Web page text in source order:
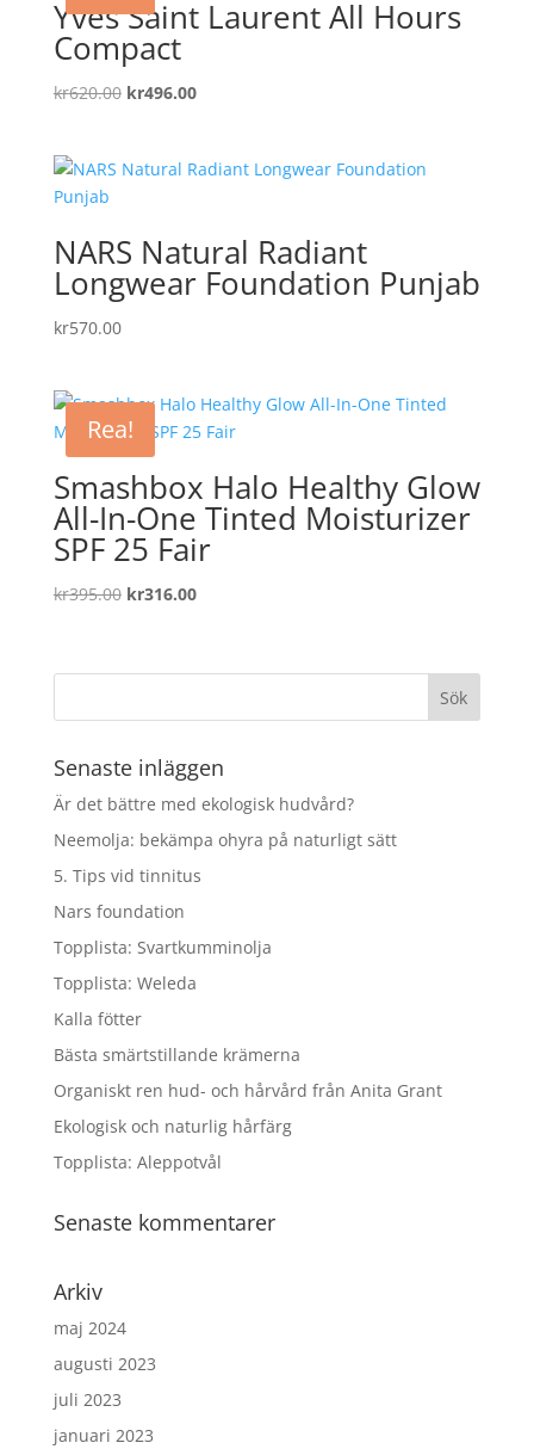
Yves Saint Laurent All Hours
Compact
kr620.00 Det
var:
kr496.00Det
är:
NARS Natural Radiant
Longwear Foundation Punjab
kr570.00
Rea!
Smashbox Halo Healthy Glow
All-In-One Tinted Moisturizer
SPF 25 Fair
kr395.00 Det
var:
kr316.00Det
är:
Senaste inläggen
Är det bättre med ekologisk hudvård?
Neemolja: bekämpa ohyra på naturligt sätt
5. Tips vid tinnitus
Nars foundation
Topplista: Svartkumminolja
Topplista: Weleda
Kalla fötter
Bästa smärtstillande krämerna
Organiskt ren hud- och hårvård från Anita Grant
Ekologisk och naturlig hårfärg
Topplista: Aleppotvål
Senaste kommentarer
Arkiv
maj 2024
augusti 2023
juli 2023
januari 2023